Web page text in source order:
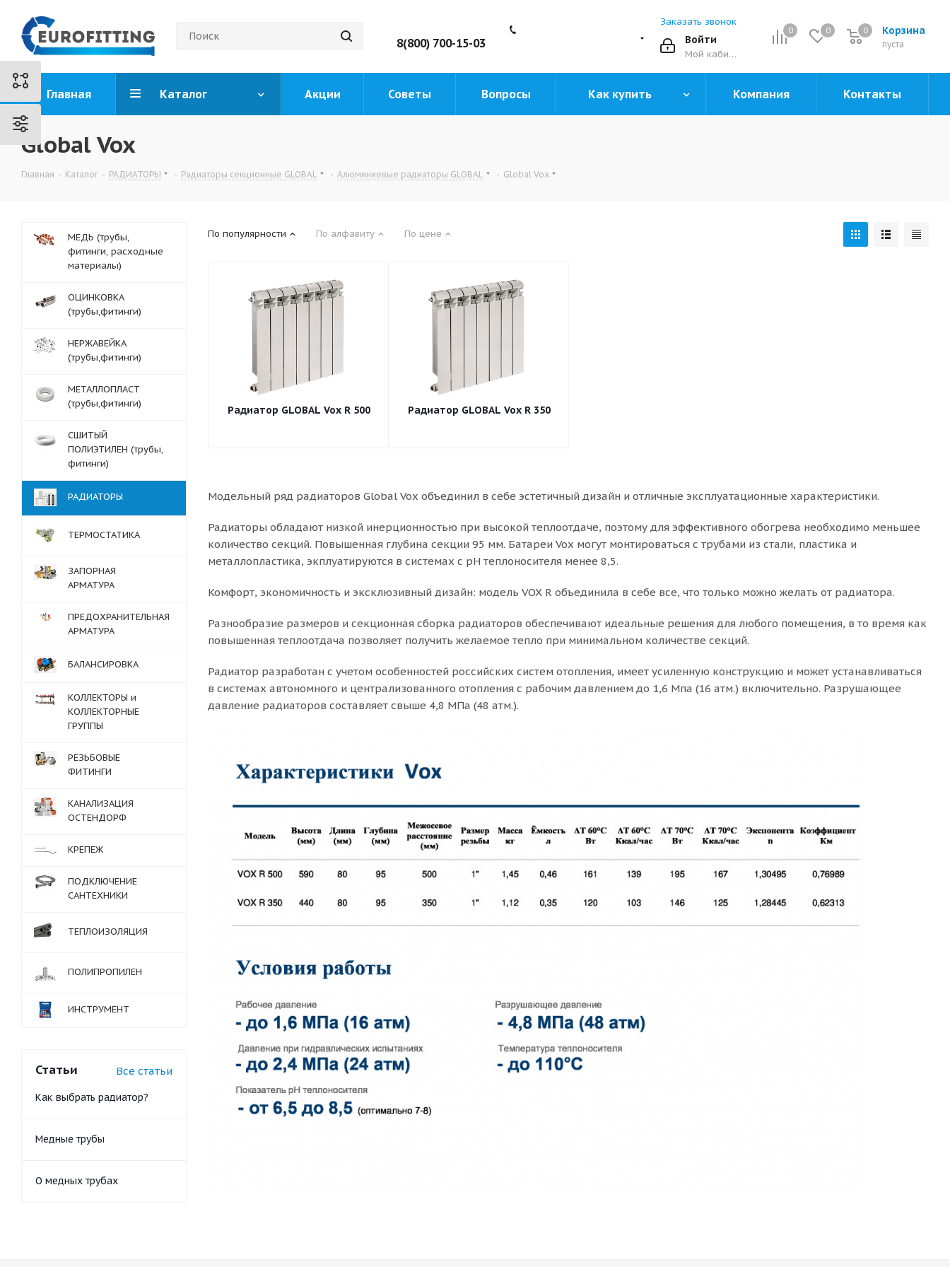
0 0 Корзина
0
пуста
0
Заказать звонок
Войти
Мой кабинет
8(800) 700-15-03
Главная Каталог Акции Советы Вопросы Как купить Компания Контакты
Global Vox
Главная - Каталог - РАДИАТОРЫ - Радиаторы секционные GLOBAL - Алюминиевые радиаторы GLOBAL - Global Vox
По популярности По алфавиту По цене
Радиатор GLOBAL Vox R 500 Радиатор GLOBAL Vox R 350
Модельный ряд радиаторов Global Vox объединил в себе эстетичный дизайн и отличные эксплуатационные характеристики.
Радиаторы обладают низкой инерционностью при высокой теплоотдаче, поэтому для эффективного обогрева необходимо меньшее
количество секций. Повышенная глубина секции 95 мм. Батареи Vox могут монтироваться с трубами из стали, пластика и
металлопластика, экплуатируются в системах с pH теплоносителя менее 8,5.
Комфорт, экономичность и эксклюзивный дизайн: модель VOX R объединила в себе все, что только можно желать от радиатора.
Разнообразие размеров и секционная сборка радиаторов обеспечивают идеальные решения для любого помещения, в то время как
повышенная теплоотдача позволяет получить желаемое тепло при минимальном количестве секций.
Радиатор разработан с учетом особенностей российских систем отопления, имеет усиленную конструкцию и может устанавливаться
в системах автономного и централизованного отопления с рабочим давлением до 1,6 Мпа (16 атм.) включительно. Разрушающее
давление радиаторов составляет свыше 4,8 МПа (48 атм.).
МЕДЬ (трубы,
фитинги, расходные
материалы)
ОЦИНКОВКА
(трубы,фитинги)
НЕРЖАВЕЙКА
(трубы,фитинги)
МЕТАЛЛОПЛАСТ
(трубы,фитинги)
СШИТЫЙ
ПОЛИЭТИЛЕН (трубы,
фитинги)
РАДИАТОРЫ
ТЕРМОСТАТИКА
ЗАПОРНАЯ
АРМАТУРА
ПРЕДОХРАНИТЕЛЬНАЯ
АРМАТУРА
БАЛАНСИРОВКА
КОЛЛЕКТОРЫ и
КОЛЛЕКТОРНЫЕ
ГРУППЫ
РЕЗЬБОВЫЕ
ФИТИНГИ
КАНАЛИЗАЦИЯ
ОСТЕНДОРФ
КРЕПЕЖ
ПОДКЛЮЧЕНИЕ
САНТЕХНИКИ
ТЕПЛОИЗОЛЯЦИЯ
ПОЛИПРОПИЛЕН
ИНСТРУМЕНТ
Статьи Все статьи
Как выбрать радиатор?
Медные трубы
О медных трубах